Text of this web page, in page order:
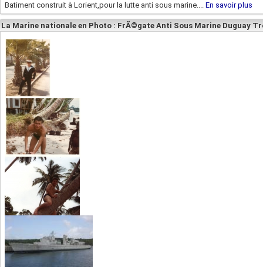
Batiment construit à Lorient,pour la lutte anti sous marine.... En savoir plus
La Marine nationale en Photo : FrÃ©gate Anti Sous Marine Duguay